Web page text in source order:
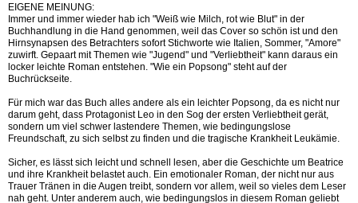
EIGENE MEINUNG:
Immer und immer wieder hab ich "Weiß wie Milch, rot wie Blut" in der
Buchhandlung in die Hand genommen, weil das Cover so schön ist und den
Hirnsynapsen des Betrachters sofort Stichworte wie Italien, Sommer, "Amore"
zuwirft. Gepaart mit Themen wie "Jugend" und "Verliebtheit" kann daraus ein
locker leichte Roman entstehen. "Wie ein Popsong" steht auf der
Buchrückseite.
Für mich war das Buch alles andere als ein leichter Popsong, da es nicht nur
darum geht, dass Protagonist Leo in den Sog der ersten Verliebtheit gerät,
sondern um viel schwer lastendere Themen, wie bedingungslose
Freundschaft, zu sich selbst zu finden und die tragische Krankheit Leukämie.
Sicher, es lässt sich leicht und schnell lesen, aber die Geschichte um Beatrice
und ihre Krankheit belastet auch. Ein emotionaler Roman, der nicht nur aus
Trauer Tränen in die Augen treibt, sondern vor allem, weil so vieles dem Leser
nah geht. Unter anderem auch, wie bedingungslos in diesem Roman geliebt